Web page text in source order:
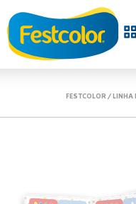
FESTCOLOR /LINHA